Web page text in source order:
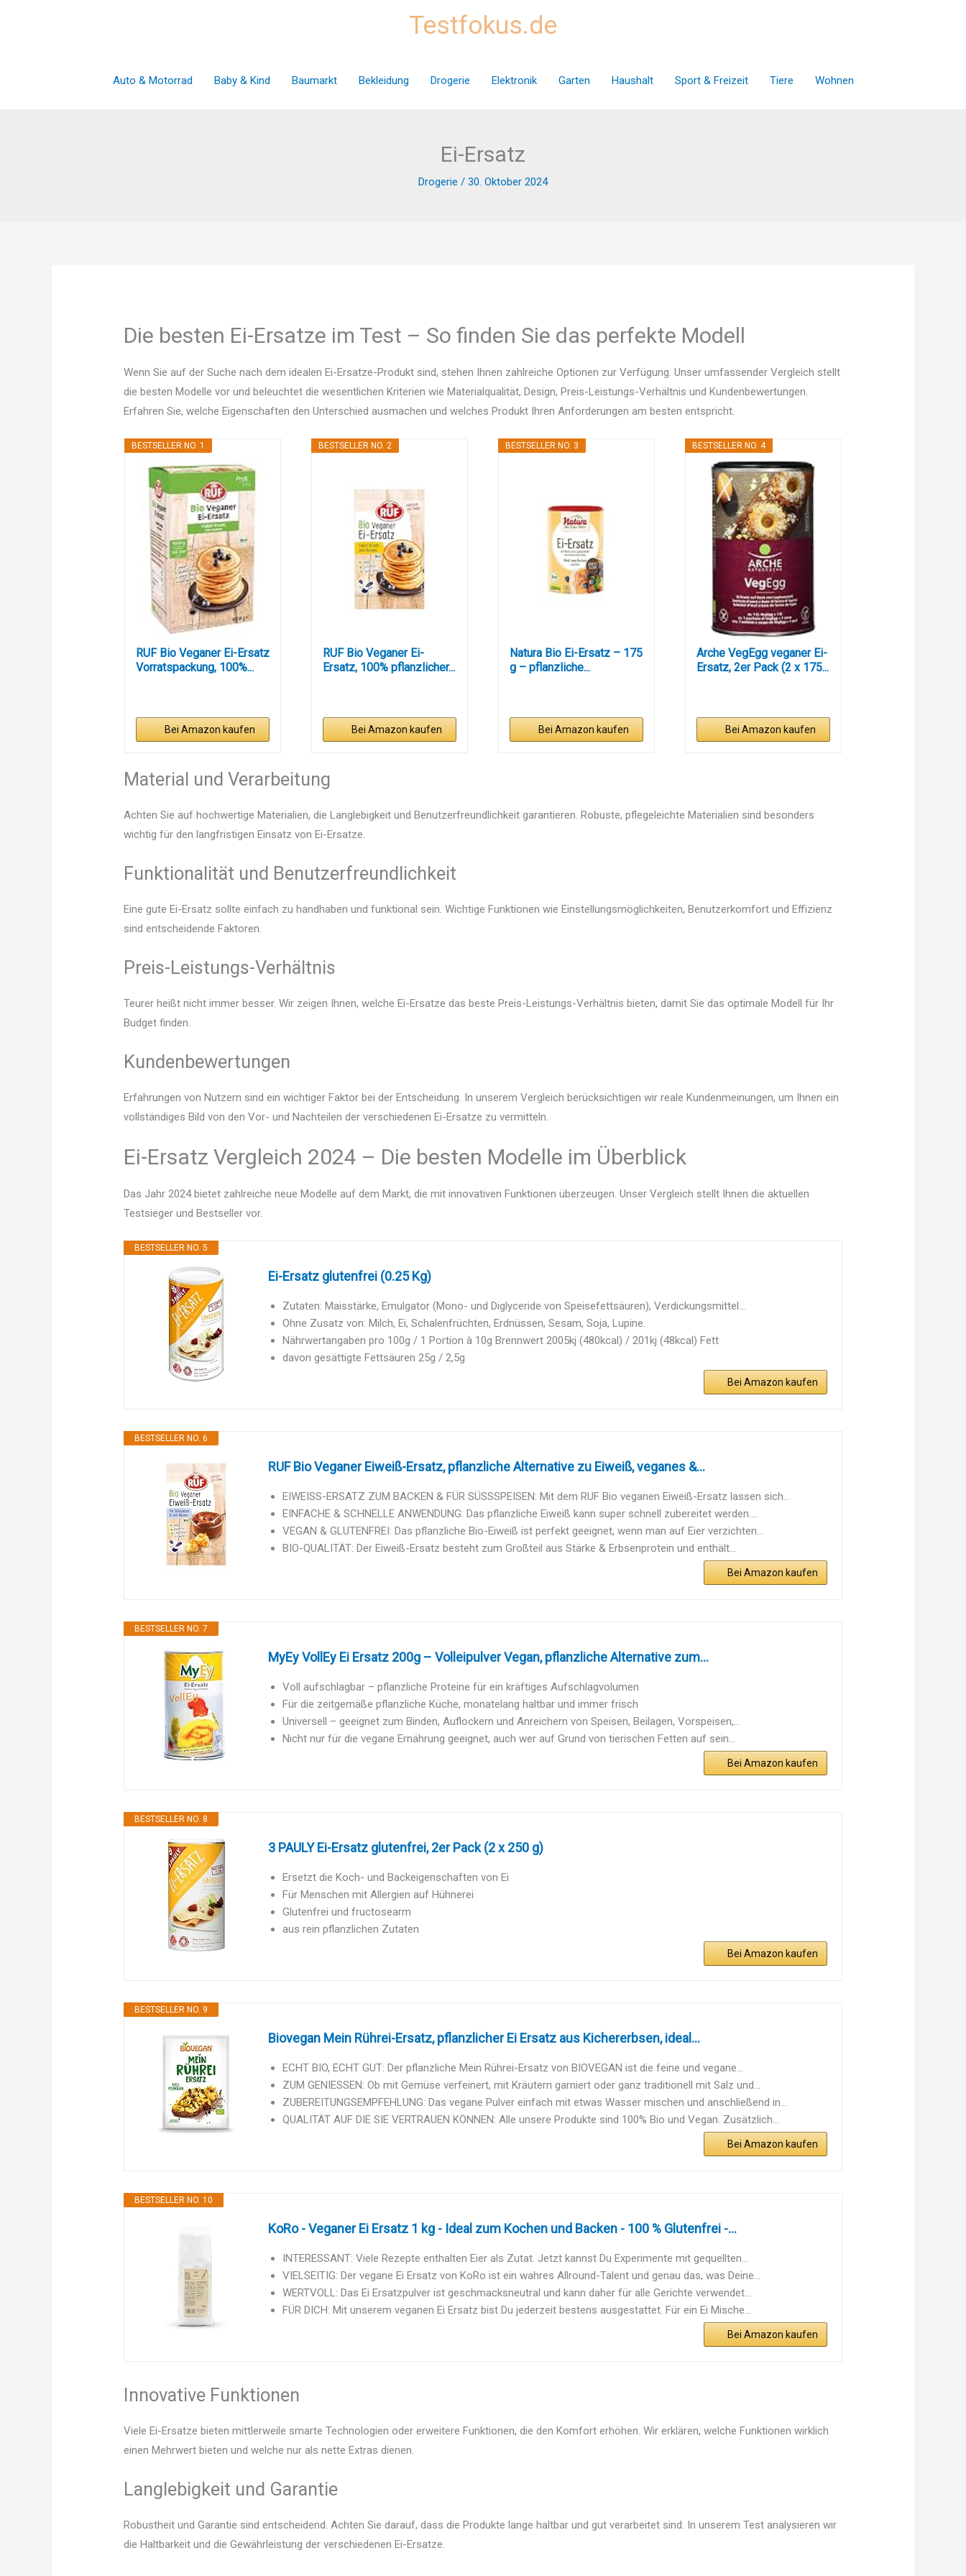
Testfokus.de
Auto & Motorrad Baby & Kind Baumarkt Bekleidung Drogerie Elektronik Garten Haushalt Sport & Freizeit Tiere Wohnen
Ei-Ersatz
Drogerie / 30. Oktober 2024
Die besten Ei-Ersatze im Test – So finden Sie das perfekte Modell
Wenn Sie auf der Suche nach dem idealen Ei-Ersatze-Produkt sind, stehen Ihnen zahlreiche Optionen zur Verfügung. Unser umfassender Vergleich stellt
die besten Modelle vor und beleuchtet die wesentlichen Kriterien wie Materialqualität, Design, Preis-Leistungs-Verhältnis und Kundenbewertungen.
Erfahren Sie, welche Eigenschaften den Unterschied ausmachen und welches Produkt Ihren Anforderungen am besten entspricht.
BESTSELLER NO. 1
RUF Bio Veganer Ei-Ersatz
Vorratspackung, 100%...
Bei Amazon kaufen
BESTSELLER NO. 2
RUF Bio Veganer Ei-
Ersatz, 100% pflanzlicher...
Bei Amazon kaufen
BESTSELLER NO. 3
Natura Bio Ei-Ersatz – 175
g – pflanzliche...
Bei Amazon kaufen
BESTSELLER NO. 4
Arche VegEgg veganer Ei-
Ersatz, 2er Pack (2 x 175...
Bei Amazon kaufen
Material und Verarbeitung
Achten Sie auf hochwertige Materialien, die Langlebigkeit und Benutzerfreundlichkeit garantieren. Robuste, pflegeleichte Materialien sind besonders
wichtig für den langfristigen Einsatz von Ei-Ersatze.
Funktionalität und Benutzerfreundlichkeit
Eine gute Ei-Ersatz sollte einfach zu handhaben und funktional sein. Wichtige Funktionen wie Einstellungsmöglichkeiten, Benutzerkomfort und Effizienz
sind entscheidende Faktoren.
Preis-Leistungs-Verhältnis
Teurer heißt nicht immer besser. Wir zeigen Ihnen, welche Ei-Ersatze das beste Preis-Leistungs-Verhältnis bieten, damit Sie das optimale Modell für Ihr
Budget finden.
Kundenbewertungen
Erfahrungen von Nutzern sind ein wichtiger Faktor bei der Entscheidung. In unserem Vergleich berücksichtigen wir reale Kundenmeinungen, um Ihnen ein
vollständiges Bild von den Vor- und Nachteilen der verschiedenen Ei-Ersatze zu vermitteln.
Ei-Ersatz Vergleich 2024 – Die besten Modelle im Überblick
Das Jahr 2024 bietet zahlreiche neue Modelle auf dem Markt, die mit innovativen Funktionen überzeugen. Unser Vergleich stellt Ihnen die aktuellen
Testsieger und Bestseller vor.
BESTSELLER NO. 5
Ei-Ersatz glutenfrei (0.25 Kg)
Zutaten: Maisstärke, Emulgator (Mono- und Diglyceride von Speisefettsäuren), Verdickungsmittel...
Ohne Zusatz von: Milch, Ei, Schalenfrüchten, Erdnüssen, Sesam, Soja, Lupine.
Nährwertangaben pro 100g / 1 Portion à 10g Brennwert 2005kj (480kcal) / 201kj (48kcal) Fett
davon gesättigte Fettsäuren 25g / 2,5g
Bei Amazon kaufen
BESTSELLER NO. 6
RUF Bio Veganer Eiweiß-Ersatz, pflanzliche Alternative zu Eiweiß, veganes &...
EIWEISS-ERSATZ ZUM BACKEN & FÜR SÜSSSPEISEN: Mit dem RUF Bio veganen Eiweiß-Ersatz lassen sich...
EINFACHE & SCHNELLE ANWENDUNG: Das pflanzliche Eiweiß kann super schnell zubereitet werden....
VEGAN & GLUTENFREI: Das pflanzliche Bio-Eiweiß ist perfekt geeignet, wenn man auf Eier verzichten...
BIO-QUALITÄT: Der Eiweiß-Ersatz besteht zum Großteil aus Stärke & Erbsenprotein und enthält...
Bei Amazon kaufen
BESTSELLER NO. 7
MyEy VollEy Ei Ersatz 200g – Volleipulver Vegan, pflanzliche Alternative zum...
Voll aufschlagbar – pflanzliche Proteine für ein kräftiges Aufschlagvolumen
Für die zeitgemäße pflanzliche Küche, monatelang haltbar und immer frisch
Universell – geeignet zum Binden, Auflockern und Anreichern von Speisen, Beilagen, Vorspeisen,...
Nicht nur für die vegane Ernährung geeignet, auch wer auf Grund von tierischen Fetten auf sein...
Bei Amazon kaufen
BESTSELLER NO. 8
3 PAULY Ei-Ersatz glutenfrei, 2er Pack (2 x 250 g)
Ersetzt die Koch- und Backeigenschaften von Ei
Für Menschen mit Allergien auf Hühnerei
Glutenfrei und fructosearm
aus rein pflanzlichen Zutaten
Bei Amazon kaufen
BESTSELLER NO. 9
Biovegan Mein Rührei-Ersatz, pflanzlicher Ei Ersatz aus Kichererbsen, ideal...
ECHT BIO, ECHT GUT: Der pflanzliche Mein Rührei-Ersatz von BIOVEGAN ist die feine und vegane...
ZUM GENIESSEN: Ob mit Gemüse verfeinert, mit Kräutern garniert oder ganz traditionell mit Salz und...
ZUBEREITUNGSEMPFEHLUNG: Das vegane Pulver einfach mit etwas Wasser mischen und anschließend in...
QUALITÄT AUF DIE SIE VERTRAUEN KÖNNEN: Alle unsere Produkte sind 100% Bio und Vegan. Zusätzlich...
Bei Amazon kaufen
BESTSELLER NO. 10
KoRo - Veganer Ei Ersatz 1 kg - Ideal zum Kochen und Backen - 100 % Glutenfrei -...
INTERESSANT: Viele Rezepte enthalten Eier als Zutat. Jetzt kannst Du Experimente mit gequellten...
VIELSEITIG: Der vegane Ei Ersatz von KoRo ist ein wahres Allround-Talent und genau das, was Deine...
WERTVOLL: Das Ei Ersatzpulver ist geschmacksneutral und kann daher für alle Gerichte verwendet...
FÜR DICH: Mit unserem veganen Ei Ersatz bist Du jederzeit bestens ausgestattet. Für ein Ei Mische...
Bei Amazon kaufen
Innovative Funktionen
Viele Ei-Ersatze bieten mittlerweile smarte Technologien oder erweitere Funktionen, die den Komfort erhöhen. Wir erklären, welche Funktionen wirklich
einen Mehrwert bieten und welche nur als nette Extras dienen.
Langlebigkeit und Garantie
Robustheit und Garantie sind entscheidend. Achten Sie darauf, dass die Produkte lange haltbar und gut verarbeitet sind. In unserem Test analysieren wir
die Haltbarkeit und die Gewährleistung der verschiedenen Ei-Ersatze.